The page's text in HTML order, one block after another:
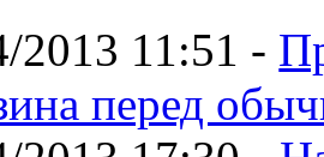
2013 11:51 -
перед